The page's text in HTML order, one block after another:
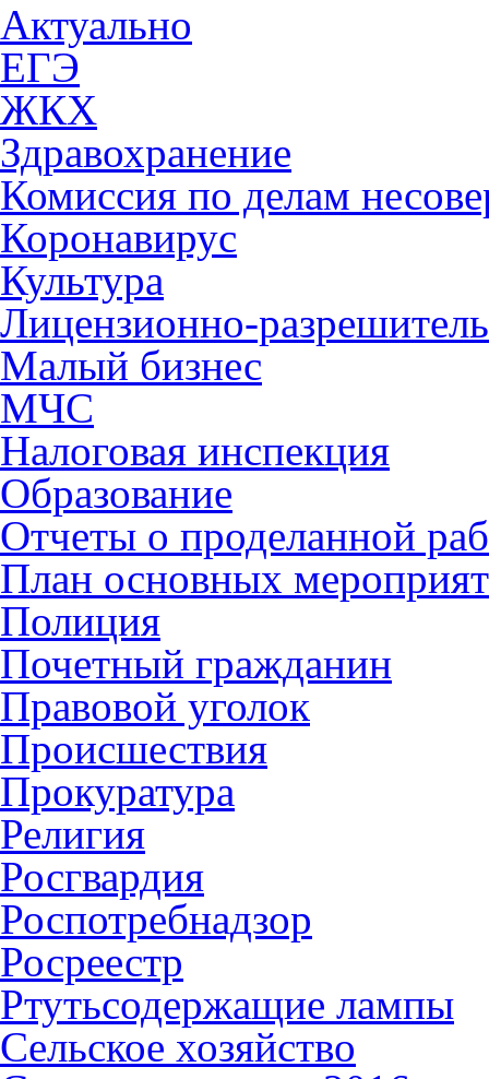
Актуально
ЕГЭ
ЖКХ
Здравохранение
Комиссия по делам
Коронавирус
Культура
Лицензионно-
Малый бизнес
МЧС
Налоговая инспекция
Образование
Отчеты о проделанной
План основных
Полиция
Почетный гражданин
Правовой уголок
Происшествия
Прокуратура
Религия
Росгвардия
Роспотребнадзор
Росреестр
Ртутьсодержащие лампы
Сельское хозяйство